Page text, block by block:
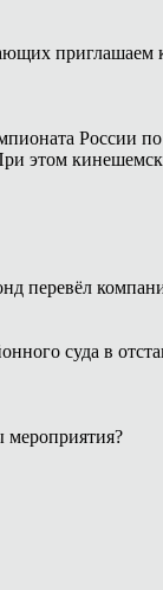
России
этом
перевёл
суда в
мероприятия?